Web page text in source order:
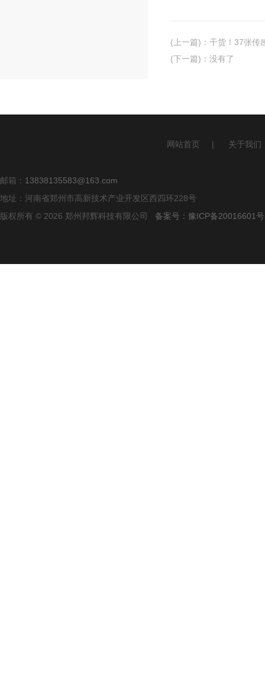
(上一篇) ： 干货！37张传
(下一篇) ：没有了
网站首页 | 关于我们
邮箱： 13838135583@163.com
地址：河南省郑州市高新技术产业开发区西四环228号
版权所有 © 2026 郑州邦辉科技有限公司 备案号：豫ICP备20016601